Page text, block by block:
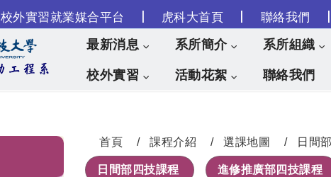
校外實習就業媒合平台 | 虎科大首頁 | 聯絡我們 |
跳到主
最新消息 系所簡介 系所組織
校外實習 活動花絮 聯絡我們
首頁 課程介紹 選課地圖 日間
日間部四技課程 進修推廣部四技課程